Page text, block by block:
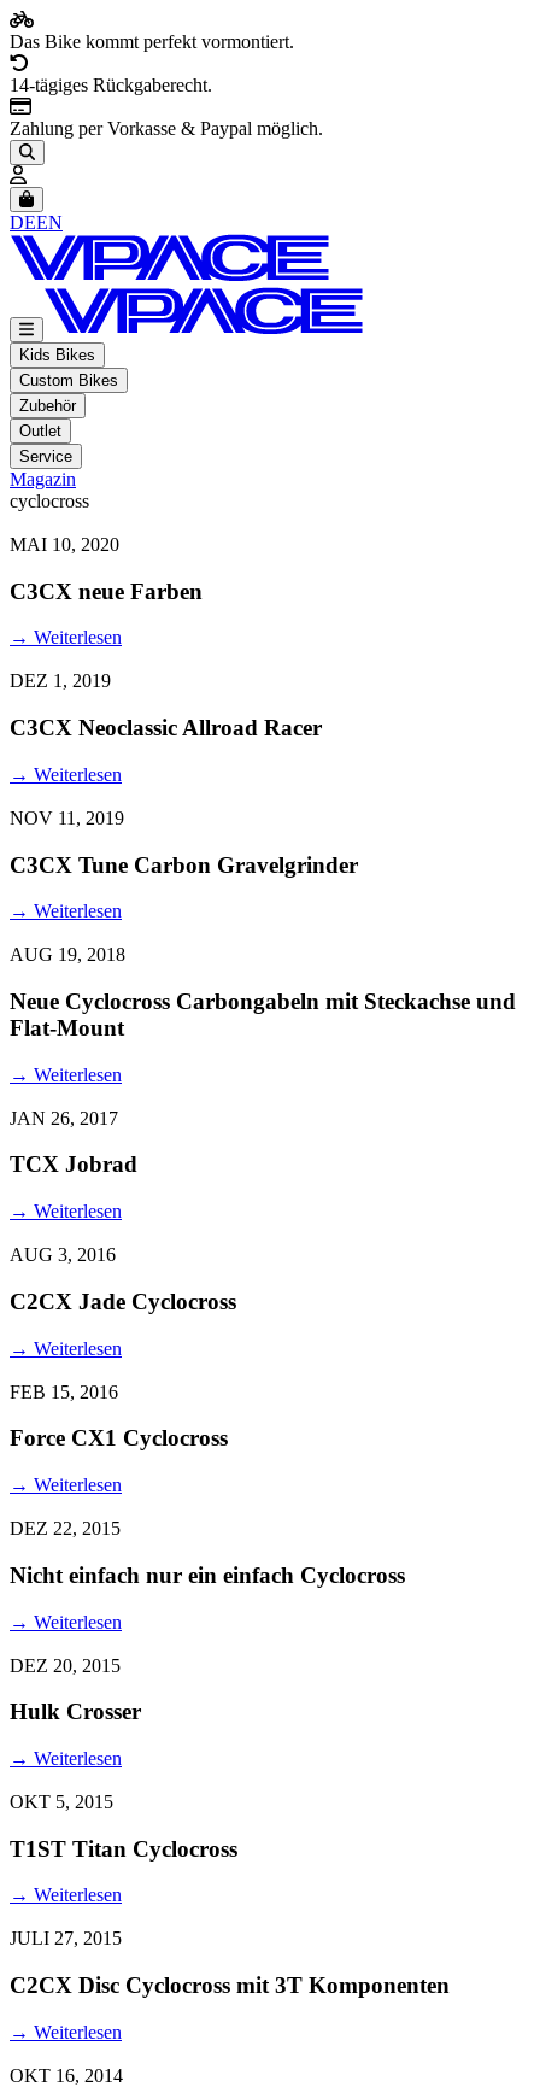
Das Bike kommt perfekt vormontiert.
14-tägiges Rückgaberecht.
Zahlung per Vorkasse & Paypal möglich.
Artikel im Warenkorb, Warenkorb anzeigen
DEEN
Kids Bikes
Custom Bikes
Zubehör
Outlet
Service
Magazin
cyclocross
MAI 10, 2020
C3CX neue Farben
→ Weiterlesen
DEZ 1, 2019
C3CX Neoclassic Allroad Racer
→ Weiterlesen
NOV 11, 2019
C3CX Tune Carbon Gravelgrinder
→ Weiterlesen
AUG 19, 2018
Neue Cyclocross Carbongabeln mit Steckachse und
Flat-Mount
→ Weiterlesen
JAN 26, 2017
TCX Jobrad
→ Weiterlesen
AUG 3, 2016
C2CX Jade Cyclocross
→ Weiterlesen
FEB 15, 2016
Force CX1 Cyclocross
→ Weiterlesen
DEZ 22, 2015
Nicht einfach nur ein einfach Cyclocross
→ Weiterlesen
DEZ 20, 2015
Hulk Crosser
→ Weiterlesen
OKT 5, 2015
T1ST Titan Cyclocross
→ Weiterlesen
JULI 27, 2015
C2CX Disc Cyclocross mit 3T Komponenten
→ Weiterlesen
OKT 16, 2014